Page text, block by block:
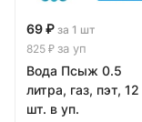
69 ₽ за 1 шт
825 ₽ за уп
Вода Псыж 0.5
литра, газ, пэт, 12
шт. в уп.